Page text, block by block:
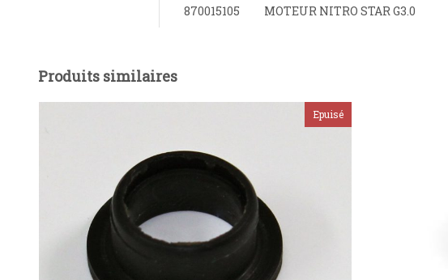
870015105
MOTEUR NITRO STAR G3.0
Produits similaires